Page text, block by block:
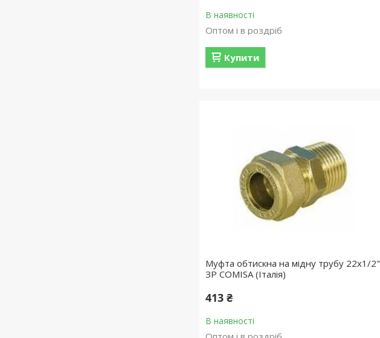
В наявності
Оптом і в роздріб
Купити
Муфта обтискна на мідну трубу 22х1/2"
ЗР COMISA (Італія)
413 ₴
В наявності